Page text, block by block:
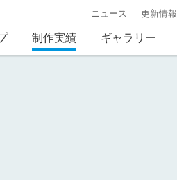
ニュース 更新情報
制作実績 ギャラリー